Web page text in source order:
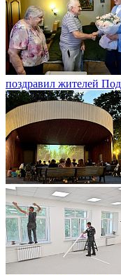
поздравил жителей